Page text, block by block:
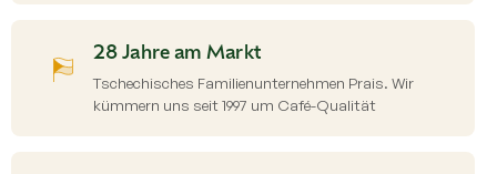
i
t
e
28 Jahre am Markt
Tschechisches Familienunternehmen Prais. Wir
kümmern uns seit 1997 um Café-Qualität